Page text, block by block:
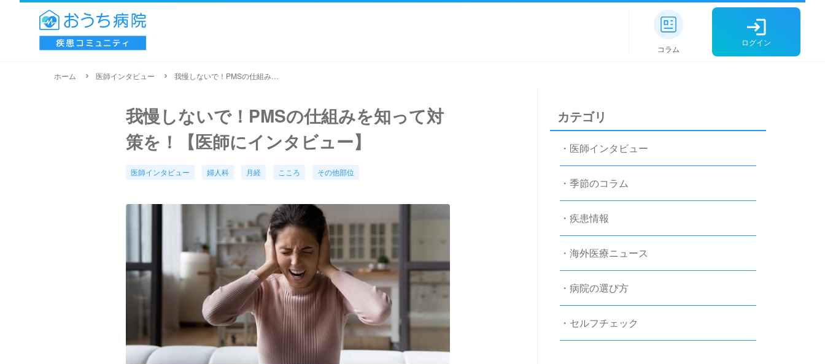
コラム
ログイン
ホーム 医師インタビュー
我慢しないで！PMSの仕組みを知って対
策を！【医師にインタビュー】
医師インタビュー 婦人科 月経 こころ その他部位
カテゴリ
・医師インタビュー
・季節のコラム
・疾患情報
・海外医療ニュース
・病院の選び方
・セルフチェック